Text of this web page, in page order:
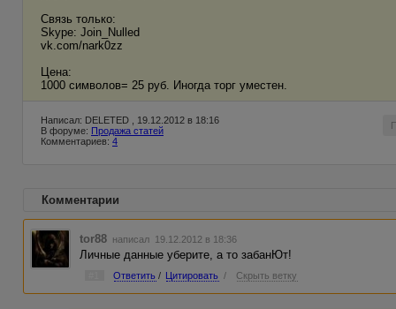
Связь только:
Skype: Join_Nulled
vk.com/nark0zz
Цена:
1000 символов= 25 руб. Иногда торг уместен.
Написал: DELETED , 19.12.2012 в 18:16
В форуме: Продажа статей
Комментариев: 4
Комментарии
tor88 написал 19.12.2012 в 18:36
Личные данные уберите, а то забанЮт!
Ответить / Цитировать / Скрыть ветку